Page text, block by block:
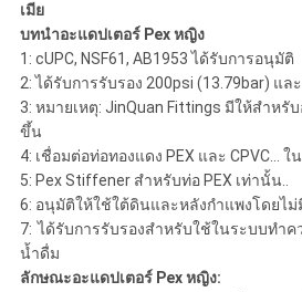
เมีย
บทนำอะแดปเตอร์ Pex หญิง
1: cUPC, NSF61, AB1953 ได้รับการอนุมัติ
2: ได้รับการรับรอง 200psi (13.79bar) ​​และ
3: หมายเหตุ: JinQuan Fittings มีให้สำห
ขึ้น
4: เชื่อมต่อท่อทองแดง PEX และ CPVC...
5: Pex Stiffener สำหรับท่อ PEX เท่านั้น..
6: อนุมัติให้ใช้ใต้ดินและหลังกำแพงโดยไม่
7: ได้รับการรับรองสำหรับใช้ในระบบทำ
น้ำดื่ม
ลักษณะอะแดปเตอร์ Pex หญิง: